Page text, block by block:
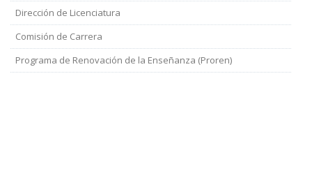
Dirección de Licenciatura
Comisión de Carrera
Programa de Renovación de la Enseñanza (Proren)